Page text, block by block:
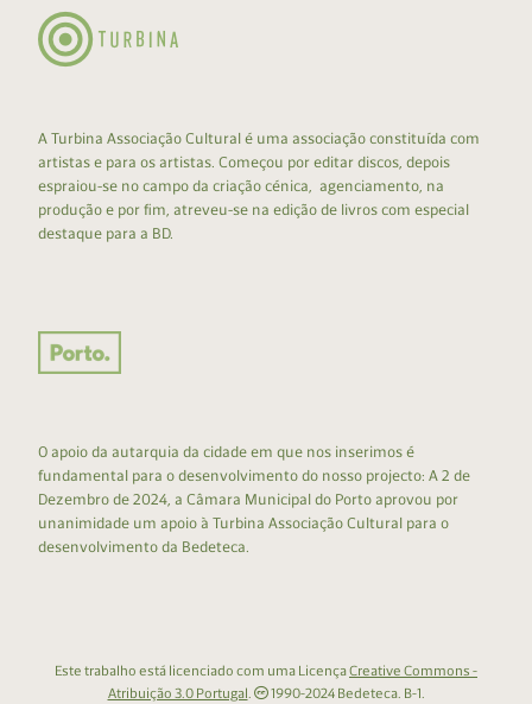
A Turbina Associação Cultural é uma associação constituída com
artistas e para os artistas. Começou por editar discos, depois
espraiou-se no campo da criação cénica, agenciamento, na
produção e por fim, atreveu-se na edição de livros com especial
destaque para a BD.
O apoio da autarquia da cidade em que nos inserimos é
fundamental para o desenvolvimento do nosso projecto: A 2 de
Dezembro de 2024, a Câmara Municipal do Porto aprovou por
unanimidade um apoio à Turbina Associação Cultural para o
desenvolvimento da Bedeteca.
Este trabalho está licenciado com uma LicençaCreative Commons -
Atribuição 3.0 Portugal. 1990-2024 Bedeteca. B-1.